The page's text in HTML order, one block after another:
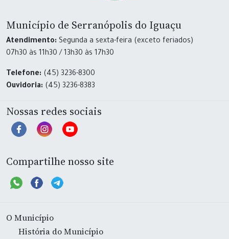
Município de Serranópolis do Iguaçu
Atendimento: Segunda a sexta-feira (exceto feriados)
07h30 às 11h30 / 13h30 às 17h30
Telefone: (45) 3236-8300
Ouvidoria: (45) 3236-8383
Nossas redes sociais
Compartilhe nosso site
O Município
História do Município